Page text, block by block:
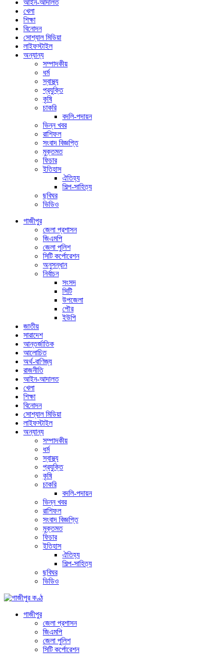
আইন-আদালত
খেলা
শিক্ষা
বিনোদন
সোশ্যাল মিডিয়া
লাইফস্টাইল
অন্যান্য
সম্পাদকীয়
ধর্ম
স্বাস্থ্য
প্রযুক্তি
কৃষি
চাকরি
বদলি-পদায়ন
ভিন্ন খবর
রাশিফল
সংবাদ বিজ্ঞপ্তি
মুক্তমত
ফিচার
ইতিহাস
ঐতিহ্য
শিল্প-সাহিত্য
ছবিঘর
ভিডিও
গাজীপুর
জেলা প্রশাসন
জিএমপি
জেলা পুলিশ
সিটি কর্পোরেশন
অনুসন্ধান
নির্বাচন
সংসদ
সিটি
উপজেলা
পৌর
ইউপি
জাতীয়
সারাদেশ
আন্তর্জাতিক
আলোচিত
অর্থ-বাণিজ্য
রাজনীতি
আইন-আদালত
খেলা
শিক্ষা
বিনোদন
সোশ্যাল মিডিয়া
লাইফস্টাইল
অন্যান্য
সম্পাদকীয়
ধর্ম
স্বাস্থ্য
প্রযুক্তি
কৃষি
চাকরি
বদলি-পদায়ন
ভিন্ন খবর
রাশিফল
সংবাদ বিজ্ঞপ্তি
মুক্তমত
ফিচার
ইতিহাস
ঐতিহ্য
শিল্প-সাহিত্য
ছবিঘর
ভিডিও
গাজীপুর
জেলা প্রশাসন
জিএমপি
জেলা পুলিশ
সিটি কর্পোরেশন